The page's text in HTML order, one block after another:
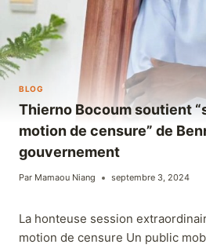
BLOG
Thierno Bocoum soutient
motion de censure” de
gouvernement
Par Mamaou Niang septembre 3, 2024
La honteuse session
motion de censure Un public